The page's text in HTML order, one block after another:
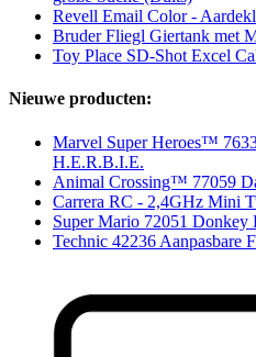
Revell Email Color -
Bruder Fliegl Giertank met
Toy Place SD-Shot Excel
Nieuwe producten:
Marvel Super Heroes™
H.E.R.B.I.E.
Animal Crossing™ 77059
Carrera RC - 2,4GHz Mini
Super Mario 72051
Technic 42236 Aanpasbare